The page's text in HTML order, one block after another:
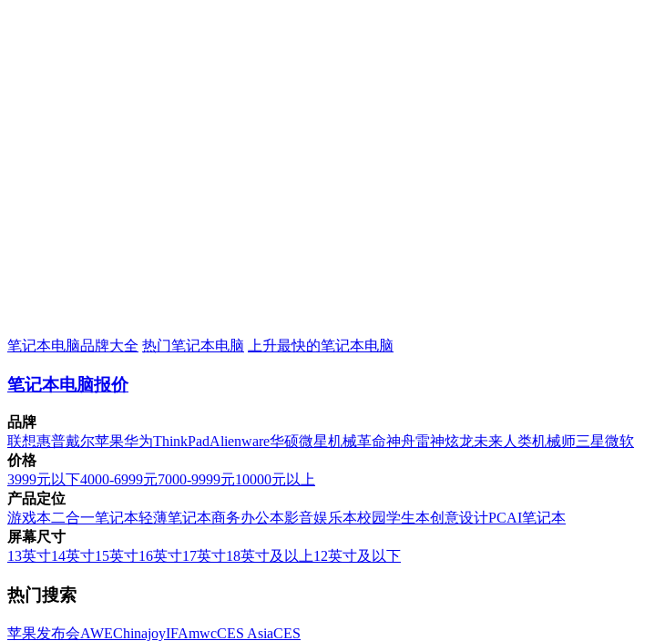
笔记本电脑品牌大全 热门笔记本电脑 上升最快的笔记本电脑
笔记本电脑报价
品牌
联想惠普戴尔苹果华为ThinkPadAlienware华硕微星机械革命神舟雷神炫龙未来人类机械师三星微软
价格
3999元以下4000-6999元7000-9999元10000元以上
产品定位
游戏本二合一笔记本轻薄笔记本商务办公本影音娱乐本校园学生本创意设计PCAI笔记本
屏幕尺寸
13英寸14英寸15英寸16英寸17英寸18英寸及以上12英寸及以下
热门搜索
苹果发布会AWEChinajoyIFAmwcCES AsiaCES